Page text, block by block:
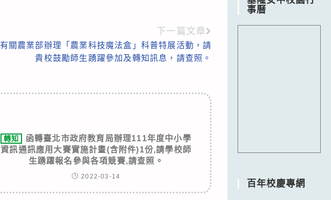
下一篇文章
有關農業部辦理「農業科技魔法盒」科普特展活動，請
貴校鼓勵師生踴躍參加及轉知訊息，請查照。
轉知
函轉臺北市政府教育局辦理111年度中小學
資訊通訊應用大賽實施計畫(含附件)1份,請學校師
生踴躍報名參與各項競賽,請查照。
2022-03-14
事曆
百年校慶專網